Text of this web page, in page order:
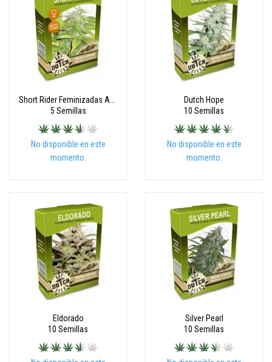
5 Semillas
No disponible en este
momento.
Dutch Hope
10 Semillas
No disponible en este
momento.
Eldorado
10 Semillas
Silver Pearl
10 Semillas